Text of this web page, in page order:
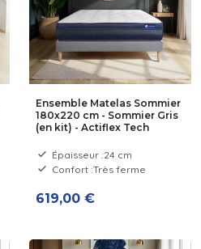
Ensemble Matelas Sommier
180x220 cm - Sommier Gris
(en kit) - Actiflex Tech
Épaisseur :24 cm
Confort :Très ferme
619,00 €